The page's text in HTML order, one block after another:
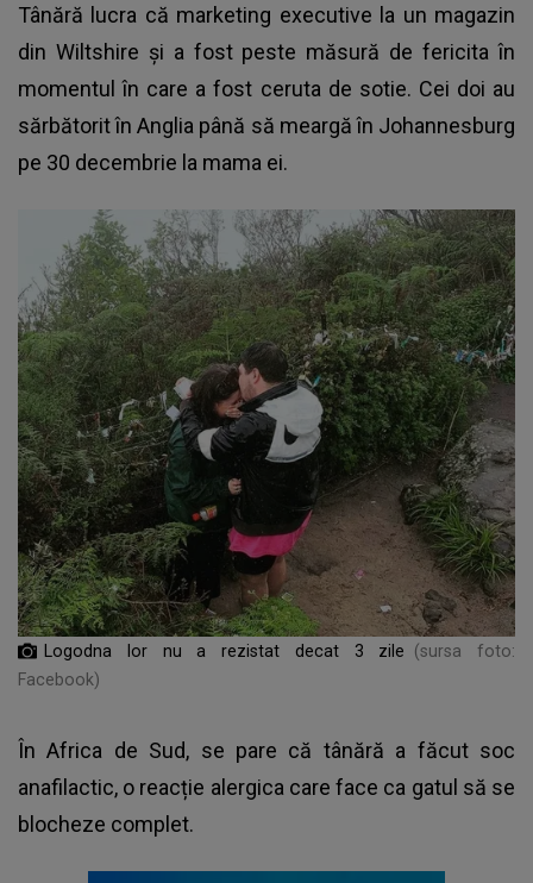
Tânără lucra că marketing executive la un magazin
din Wiltshire și a fost peste măsură de fericita în
momentul în care a fost ceruta de sotie. Cei doi au
sărbătorit în Anglia până să meargă în Johannesburg
pe 30 decembrie la mama ei.
Logodna lor nu a rezistat decat 3 zile
(sursa foto:
Facebook)
În Africa de Sud, se pare că tânără a făcut soc
anafilactic, o reacție alergica care face ca gatul să se
blocheze complet.